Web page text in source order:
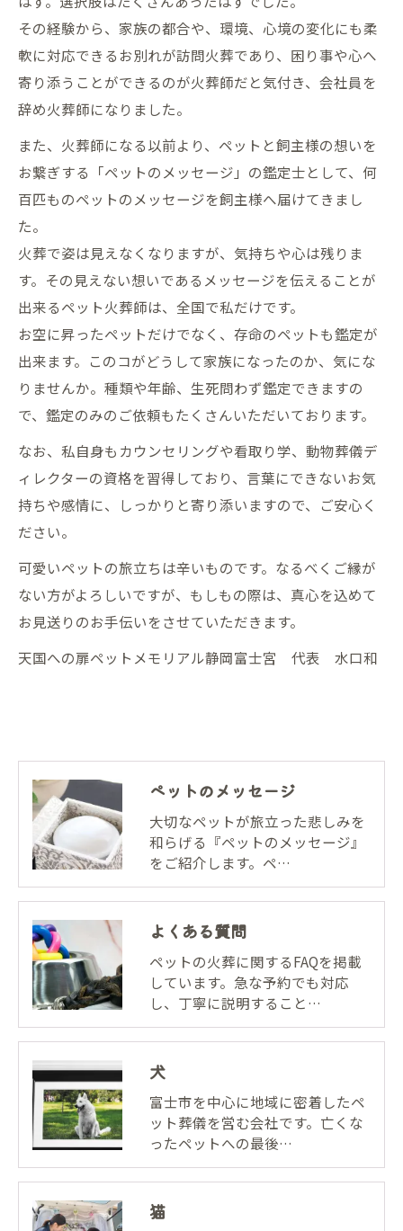
その経験から、家族の都合や、環境、心境の変化にも柔
軟に対応できるお別れが訪問火葬であり、困り事や心へ
寄り添うことができるのが火葬師だと気付き、会社員を
辞め火葬師になりました。
また、火葬師になる以前より、ペットと飼主様の想いを
お繋ぎする「ペットのメッセージ」の鑑定士として、何
百匹ものペットのメッセージを飼主様へ届けてきまし
た。
火葬で姿は見えなくなりますが、気持ちや心は残りま
す。その見えない想いであるメッセージを伝えることが
出来るペット火葬師は、全国で私だけです。
お空に昇ったペットだけでなく、存命のペットも鑑定が
出来ます。このコがどうして家族になったのか、気にな
りませんか。種類や年齢、生死問わず鑑定できますの
で、鑑定のみのご依頼もたくさんいただいております。
なお、私自身もカウンセリングや看取り学、動物葬儀デ
ィレクターの資格を習得しており、言葉にできないお気
持ちや感情に、しっかりと寄り添いますので、ご安心く
ださい。
可愛いペットの旅立ちは辛いものです。なるべくご縁が
ない方がよろしいですが、もしもの際は、真心を込めて
お見送りのお手伝いをさせていただきます。
天国への扉ペットメモリアル静岡富士宮 代表 水口和
ペットのメッセージ
大切なペットが旅立った悲しみを
和らげる『ペットのメッセージ』
をご紹介します。ペ…
よくある質問
ペットの火葬に関するFAQを掲載
しています。急な予約でも対応
し、丁寧に説明すること…
犬
富士市を中心に地域に密着したペ
ット葬儀を営む会社です。亡くな
ったペットへの最後…
猫